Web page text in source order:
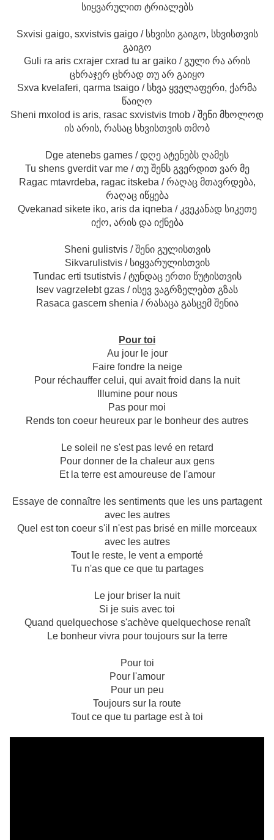
სიყვარულით ტრიალებს
Sxvisi gaigo, sxvistvis gaigo / სხვისი გაიგო, სხვისთვის
გაიგო
Guli ra aris cxrajer cxrad tu ar gaiko / გული რა არის
ცხრაჯერ ცხრად თუ არ გაიყო
Sxva kvelaferi, qarma tsaigo / სხვა ყველაფერი, ქარმა
წაიღო
Sheni mxolod is aris, rasac sxvistvis tmob / შენი მხოლოდ
ის არის, რასაც სხვისთვის თმობ
Dge atenebs games / დღე ატენებს ღამეს
Tu shens gverdit var me / თუ შენს გვერდით ვარ მე
Ragac mtavrdeba, ragac itskeba / რაღაც მთავრდება,
რაღაც იწყება
Qvekanad sikete iko, aris da iqneba / კვეკანად სიკეთე
იქო, არის და იქნება
Sheni gulistvis / შენი გულისთვის
Sikvarulistvis / სიყვარულისთვის
Tundac erti tsutistvis / ტუნდაც ერთი წუტისთვის
Isev vagrzelebt gzas / ისევ ვაგრზელებთ გზას
Rasaca gascem shenia / რასაცა გასცემ შენია
Pour toi
Au jour le jour
Faire fondre la neige
Pour réchauffer celui, qui avait froid dans la nuit
Illumine pour nous
Pas pour moi
Rends ton coeur heureux par le bonheur des autres
Le soleil ne s'est pas levé en retard
Pour donner de la chaleur aux gens
Et la terre est amoureuse de l'amour
Essaye de connaître les sentiments que les uns partagent
avec les autres
Quel est ton coeur s'il n'est pas brisé en mille morceaux
avec les autres
Tout le reste, le vent a emporté
Tu n'as que ce que tu partages
Le jour briser la nuit
Si je suis avec toi
Quand quelquechose s'achève quelquechose renaît
Le bonheur vivra pour toujours sur la terre
Pour toi
Pour l'amour
Pour un peu
Toujours sur la route
Tout ce que tu partage est à toi